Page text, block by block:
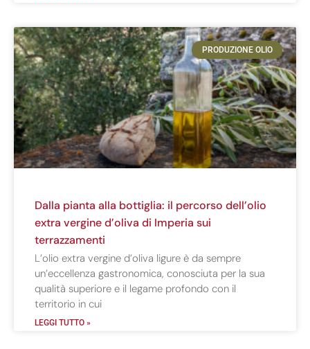
PRODUZIONE OLIO
Dalla pianta alla bottiglia: il percorso dell’olio
extra vergine d’oliva di Imperia sui
terrazzamenti
L’olio extra vergine d’oliva ligure è da sempre
un’eccellenza gastronomica, conosciuta per la sua
qualità superiore e il legame profondo con il
territorio in cui
LEGGI TUTTO »